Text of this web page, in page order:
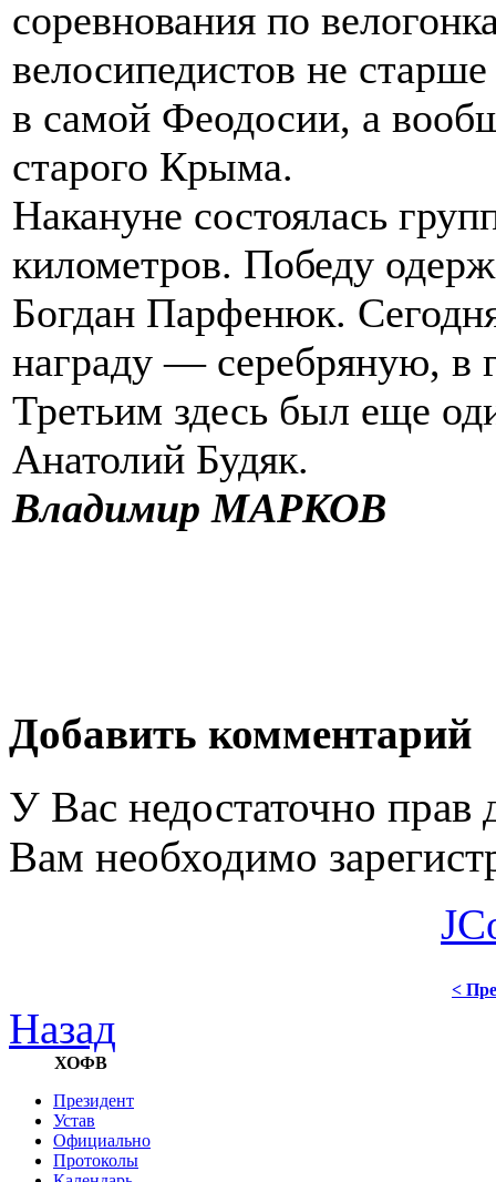
соревнования по
велосипедистов не
в самой Феодосии, а
старого Крыма.
Накануне состоялась
километров. Победу
Богдан Парфенюк.
награду — серебряную, в
Третьим здесь был еще
Анатолий Будяк.
Владимир МАРКОВ
Добавить комментарий
У Вас недостаточно прав
Вам необходимо
<
Назад
ХОФВ
Президент
Устав
Официально
Протоколы